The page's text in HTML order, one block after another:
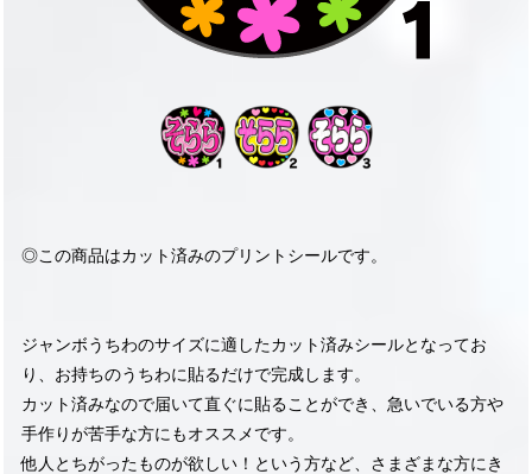
◎この商品はカット済みのプリントシールです。
ジャンボうちわのサイズに適したカット済みシールとなってお
り、お持ちのうちわに貼るだけで完成します。
カット済みなので届いて直ぐに貼ることができ、急いでいる方や
手作りが苦手な方にもオススメです。
他人とちがったものが欲しい！という方など、さまざまな方にき